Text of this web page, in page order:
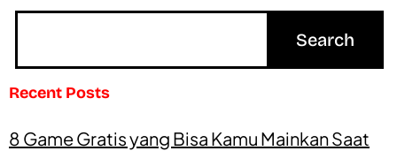
Recent Posts
8 Game Gratis yang Bisa Kamu Mainkan Saat